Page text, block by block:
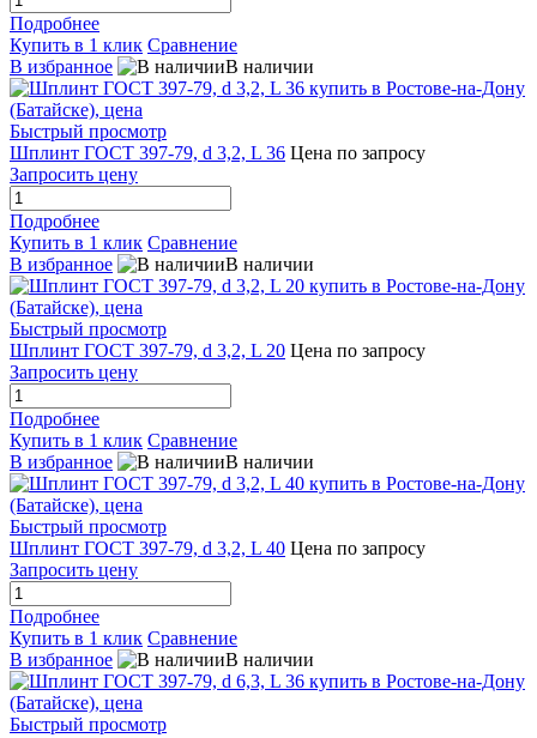
Подробнее
Купить в 1 клик Сравнение
В избранное
В наличии
Быстрый просмотр
Шплинт ГОСТ 397-79, d 3,2, L 36 Цена по запросу
Запросить цену
Подробнее
Купить в 1 клик Сравнение
В избранное
В наличии
Быстрый просмотр
Шплинт ГОСТ 397-79, d 3,2, L 20 Цена по запросу
Запросить цену
Подробнее
Купить в 1 клик Сравнение
В избранное
В наличии
Быстрый просмотр
Шплинт ГОСТ 397-79, d 3,2, L 40 Цена по запросу
Запросить цену
Подробнее
Купить в 1 клик Сравнение
В избранное
В наличии
Быстрый просмотр